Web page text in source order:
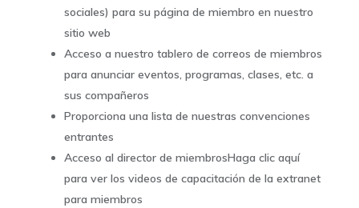
sociales) para su página de miembro en nuestro
sitio web
Acceso a nuestro tablero de correos de miembros
para anunciar eventos, programas, clases, etc. a
sus compañeros
Proporciona una lista de nuestras convenciones
entrantes
Acceso al director de miembrosHaga clic aquí
para ver los videos de capacitación de la extranet
para miembros